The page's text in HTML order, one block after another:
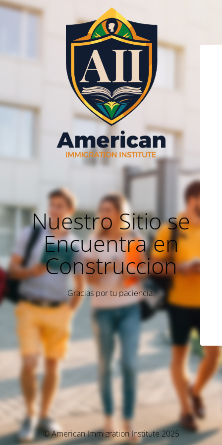
Nuestro Sitio se
Encuentra en
Construccion
Gracias por tu paciencia.
© American Immigration Institute 2025